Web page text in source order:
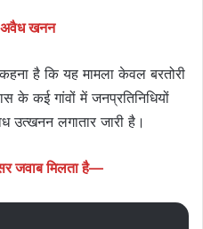
अवैध खनन
है कि यह मामला केवल बरतोरी
के कई गांवों में जनप्रतिनिधियों
लगातार जारी है।
जवाब मिलता है—